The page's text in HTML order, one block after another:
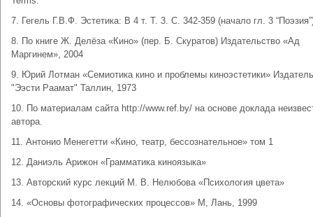
7. Гегель Г.В.Ф. Эстетика: В 4 т. Т. 3. С. 342-359 (начало гл. 3
8. По книге Ж. Делёза «Кино» (пер. Б. Скуратов) Издательство «Ад
Маргинем», 2004
9. Юрий Лотман «Семиотика кино и проблемы киноэстетики»
"Ээсти Раамат" Таллин, 1973
10. По материалам сайта http://www.ref.by/ на основе доклада
автора.
11. Антонио Менегетти «Кино, театр, бессознательное» том 1
12. Даниэль Арижон «Грамматика киноязыка»
13. Авторский курс лекций М. В. Нелюбова «Психология цвета»
14. «Основы фотографических процессов» М, Лань, 1999